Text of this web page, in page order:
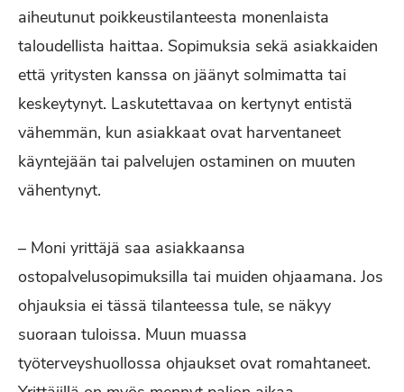
aiheutunut poikkeustilanteesta monenlaista
taloudellista haittaa. Sopimuksia sekä asiakkaiden
että yritysten kanssa on jäänyt solmimatta tai
keskeytynyt. Laskutettavaa on kertynyt entistä
vähemmän, kun asiakkaat ovat harventaneet
käyntejään tai palvelujen ostaminen on muuten
vähentynyt.
– Moni yrittäjä saa asiakkaansa
ostopalvelusopimuksilla tai muiden ohjaamana. Jos
ohjauksia ei tässä tilanteessa tule, se näkyy
suoraan tuloissa. Muun muassa
työterveyshuollossa ohjaukset ovat romahtaneet.